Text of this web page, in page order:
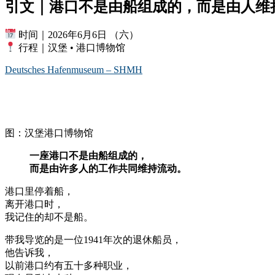
引文｜港口不是由船组成的，而是由人维
时间｜2026年6月6日 （六）
行程｜汉堡 • 港口博物馆
Deutsches Hafenmuseum – SHMH
图：汉堡港口博物馆
一座港口不是由船组成的，
而是由许多人的工作共同维持流动。
港口里停着船，
离开港口时，
我记住的却不是船。
带我导览的是一位1941年次的退休船员，
他告诉我，
以前港口约有五十多种职业，